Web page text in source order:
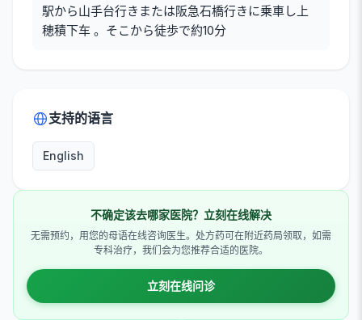
駅から山手台行きまたは阪急石橋行きに乗車し上
穂積下车 。そこから徒歩で約10分
支持的语言
English
不确定该去哪家医院？立刻在线解决
无需预约，用您的母语在线咨询医生。处方药可在附近药局领取，如需
专科治疗，我们会为您推荐合适的医院。
立刻在线问诊